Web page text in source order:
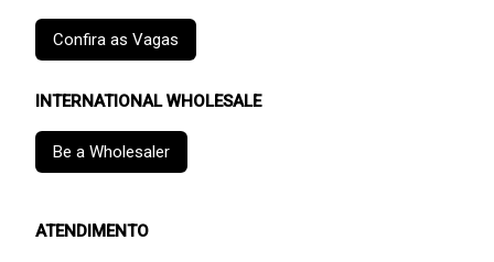
Confira as Vagas
INTERNATIONAL WHOLESALE
Be a Wholesaler
ATENDIMENTO